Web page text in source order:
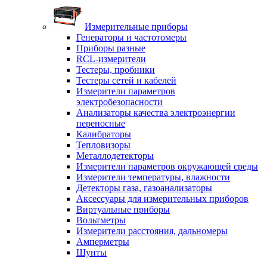
Измерительные приборы
Генераторы и частотомеры
Приборы разные
RCL-измерители
Тестеры, пробники
Тестеры сетей и кабелей
Измерители параметров
электробезопасности
Анализаторы качества электроэнергии
переносные
Калибраторы
Тепловизоры
Металлодетекторы
Измерители параметров окружающей среды
Измерители температуры, влажности
Детекторы газа, газоанализаторы
Аксессуары для измерительных приборов
Виртуальные приборы
Вольтметры
Измерители расстояния, дальномеры
Амперметры
Шунты